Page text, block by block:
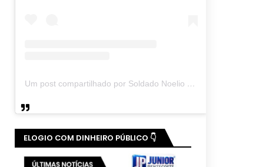
Um post compartilhado por Soldado Noelio (@soldadonoelio)
ELOGIO COM DINHEIRO PÚBLICO 👇